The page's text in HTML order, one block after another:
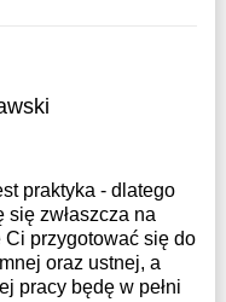
praktyka - dlatego
zwłaszcza na
Ci przygotować się do
oraz ustnej, a
pracy będę w pełni